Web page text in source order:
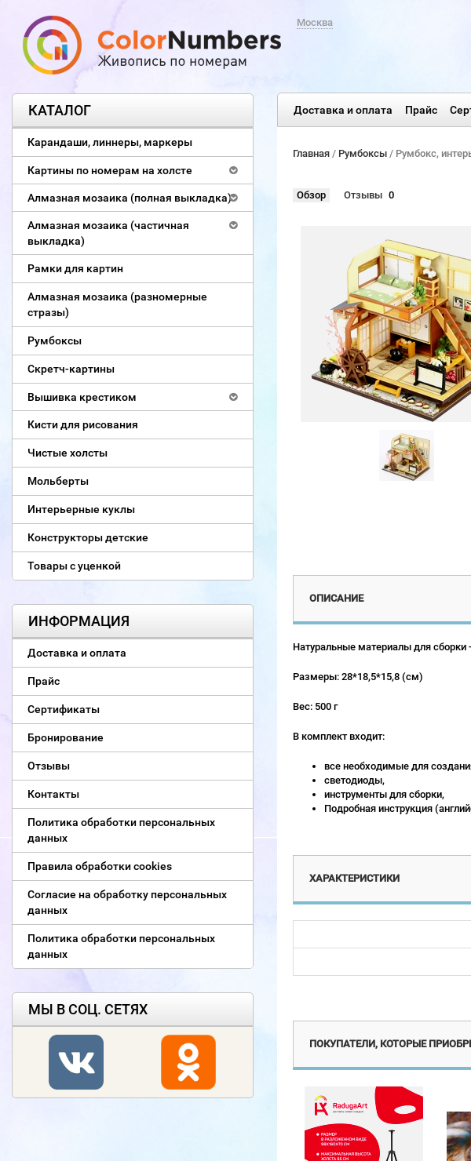
Москва
Доставка и оплата Прайс
КАТАЛОГ
Карандаши, линнеры, маркеры
Картины по номерам на холсте
Алмазная мозаика (полная выкладка)
Алмазная мозаика (частичная
выкладка)
Рамки для картин
Алмазная мозаика (разномерные
стразы)
Румбоксы
Скретч-картины
Вышивка крестиком
Кисти для рисования
Чистые холсты
Мольберты
Интерьерные куклы
Конструкторы детские
Товары с уценкой
ИНФОРМАЦИЯ
Доставка и оплата
Прайс
Сертификаты
Бронирование
Отзывы
Контакты
Политика обработки персональных
данных
Правила обработки cookies
Согласие на обработку персональных
данных
Политика обработки персональных
данных
МЫ В СОЦ. СЕТЯХ
Главная/ Румбоксы / Румбокс,
Обзор Отзывы 0
ОПИСАНИЕ
Натуральные материалы для сборки
Размеры: 28*18,5*15,8 (см)
Вес: 500 г
В комплект входит:
все необходимые для
светодиоды,
инструменты для сборки,
Подробная инструкция
ХАРАКТЕРИСТИКИ
ПОКУПАТЕЛИ, КОТОРЫЕ